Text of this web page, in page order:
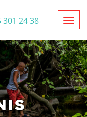
301 24 38